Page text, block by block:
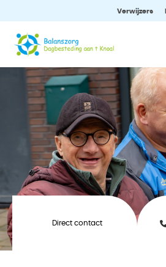
Verwijzers
Direct contact